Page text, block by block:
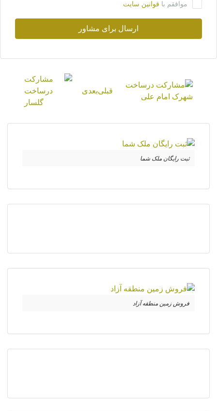
موافقم با قوانین سایت
ارسال برای مشاور
قبلیبعدی
ثبت رایگان ملک شما
فروش زمین منطقه آزاد